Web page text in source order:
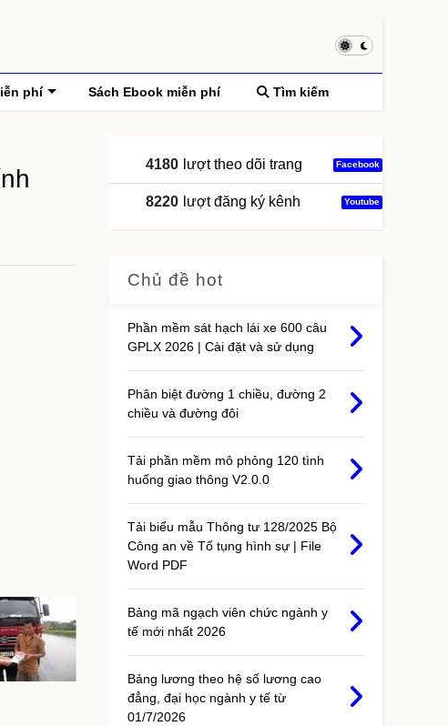
phí Sách Ebook miễn phí Tìm kiếm
4180 lượt theo dõi trang Facebook
8220 lượt đăng ký kênh Youtube
Chủ đề hot
Phần mềm sát hạch lái xe 600 câu
GPLX 2026 | Cài đặt và sử dụng
Phân biệt đường 1 chiều, đường 2
chiều và đường đôi
Tải phần mềm mô phỏng 120 tình
huống giao thông V2.0.0
Tải biểu mẫu Thông tư 128/2025 Bộ
Công an về Tố tụng hình sự | File
Word PDF
Bảng mã ngạch viên chức ngành y
tế mới nhất 2026
Bảng lương theo hệ số lương cao
đẳng, đại học ngành y tế từ
01/7/2026